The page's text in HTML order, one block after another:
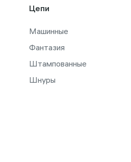
Цепи
Машинные
Фантазия
Штампованные
Шнуры